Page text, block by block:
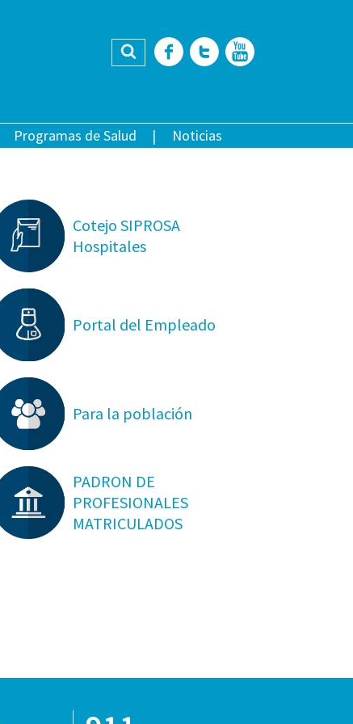
Buscar Facebook
Twitter
Programas de Salud Noticias
Cotejo SIPROSA
Hospitales
Portal del Empleado
Para la población
PADRON DE
PROFESIONALES
MATRICULADOS